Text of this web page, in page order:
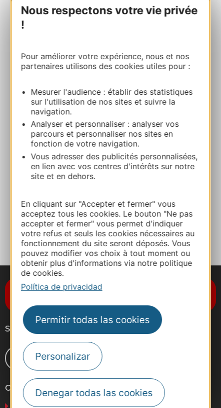
Nous respectons votre vie privée
!
Pour améliorer votre expérience, nous et nos
partenaires utilisons des cookies utiles pour :
Mesurer l'audience : établir des statistiques
sur l'utilisation de nos sites et suivre la
navigation.
Analyser et personnaliser : analyser vos
parcours et personnaliser nos sites en
fonction de votre navigation.
Vous adresser des publicités personnalisées,
en lien avec vos centres d'intérêts sur notre
site et en dehors.
En cliquant sur "Accepter et fermer" vous
acceptez tous les cookies. Le bouton "Ne pas
accepter et fermer" vous permet d'indiquer
votre refus et seuls les cookies nécessaires au
fonctionnement du site seront déposés. Vous
pouvez modifier vos choix à tout moment ou
obtenir plus d'informations via notre politique
de cookies.
Política de privacidad
Permitir todas las cookies
Personalizar
Denegar todas las cookies
Ruta y acceso
+33565658228
+33609398328
E-mail
A MIS FAVORITOS
Suscríbase al boletín de noticias
Síganos
Otros sitios web
Negocios